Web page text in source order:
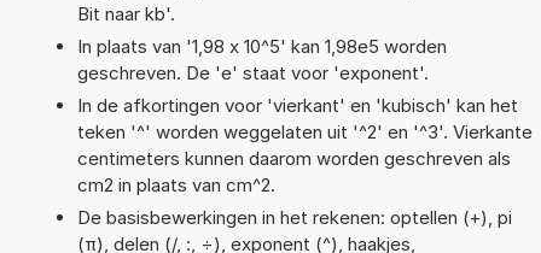
Bit naar kb'.
In plaats van '1,98 x 10^5' kan 1,98e5 worden
geschreven. De 'e' staat voor 'exponent'.
In de afkortingen voor 'vierkant' en 'kubisch' kan het
teken '^' worden weggelaten uit '^2' en '^3'. Vierkante
centimeters kunnen daarom worden geschreven als
cm2 in plaats van cm^2.
De basisbewerkingen in het rekenen: optellen (+), pi
(π), delen (/, :, ÷), exponent (^), haakjes,